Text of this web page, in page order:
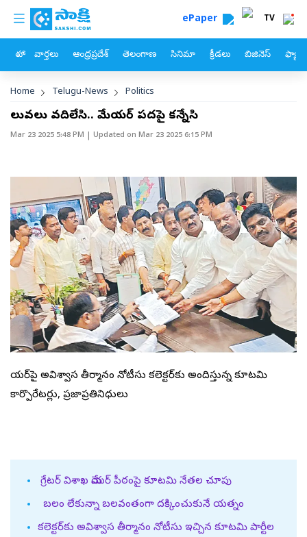
Skip to main content
custom menu ePaper TV
హోం వార్తలు ఆంధ్రప్రదేశ్ తెలంగాణ సినిమా క్రీడలు బిజినెస్
Breadcrumb
Home Telugu-News Politics
విలువలు వదిలేసి.. మేయర్‌ పదవిపై కన్నేసి
Mar 23 2025 5:48 PM | Updated on Mar 23 2025 6:15 PM
మేయర్‌పై అవిశ్వాస తీర్మానం నోటీసు కలెక్టర్‌కు అందిస్తున్న కూటమి
కార్పొరేటర్లు, ప్రజాప్రతినిధులు
గ్రేటర్‌ విశాఖ మేయర్‌ పీఠంపై కూటమి నేతల చూపు
బలం లేకున్నా బలవంతంగా దక్కించుకునే యత్నం
కలెక్టర్‌కు అవిశ్వాస తీర్మానం నోటీసు ఇచ్చిన కూటమి పార్టీల